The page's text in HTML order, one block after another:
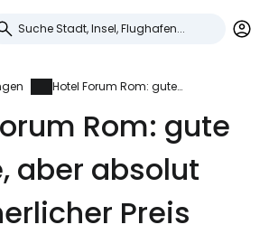
Hotel Forum Rom: gute Lage, aber absolut lächerlicher Preis
Rom: gute
aber absolut
Preis
bei
Reise-Community